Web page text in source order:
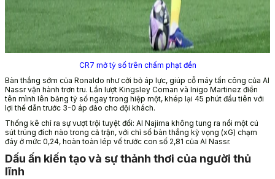
CR7 mở tỷ số trên chấm phạt đền
Bàn thắng sớm của Ronaldo như cởi bỏ áp lực, giúp cỗ máy tấn công của Al
Nassr vận hành trơn tru. Lần lượt Kingsley Coman và Inigo Martinez điền
tên mình lên bảng tỷ số ngay trong hiệp một, khép lại 45 phút đầu tiên với
lợi thế dẫn trước 3-0 áp đảo cho đội khách.
Thống kê chỉ ra sự vượt trội tuyệt đối: Al Najima không tung ra nổi một cú
sút trúng đích nào trong cả trận, với chỉ số bàn thắng kỳ vọng (xG) chạm
đáy ở mức 0,24, hoàn toàn lép vế trước con số 2,81 của Al Nassr.
Dấu ấn kiến tạo và sự thảnh thơi của người thủ
lĩnh